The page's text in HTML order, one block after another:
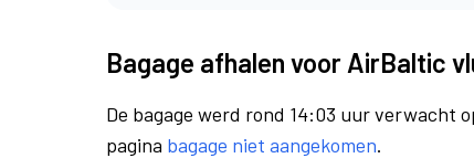
Bagage afhalen voor AirBaltic
De bagage werd rond 14:03 uur verwacht
pagina bagage niet aangekomen.